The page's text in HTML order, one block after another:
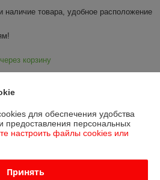
наличие товара, удобное расположение
корзину
все отзывы
для обеспечения удобства
предоставления персональных
настроить файлы cookies или
Принять